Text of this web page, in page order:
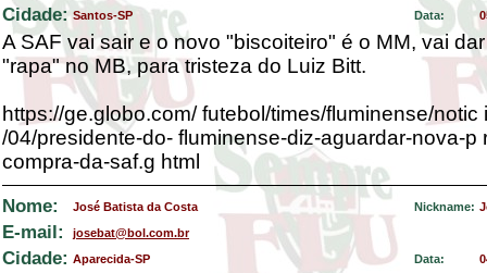
Cidade: Santos-SP Data:
A SAF vai sair e o novo "biscoiteiro" é o MM, vai
"rapa" no MB, para tristeza do Luiz Bitt.
https://ge.globo.com/ futebol/times/fluminense/notic
/04/presidente-do- fluminense-diz-aguardar-nova-p
compra-da-saf.g html
Nome: José Batista da Costa Nickname:
E-mail: josebat@bol.com.br
Cidade: Aparecida-SP Data: